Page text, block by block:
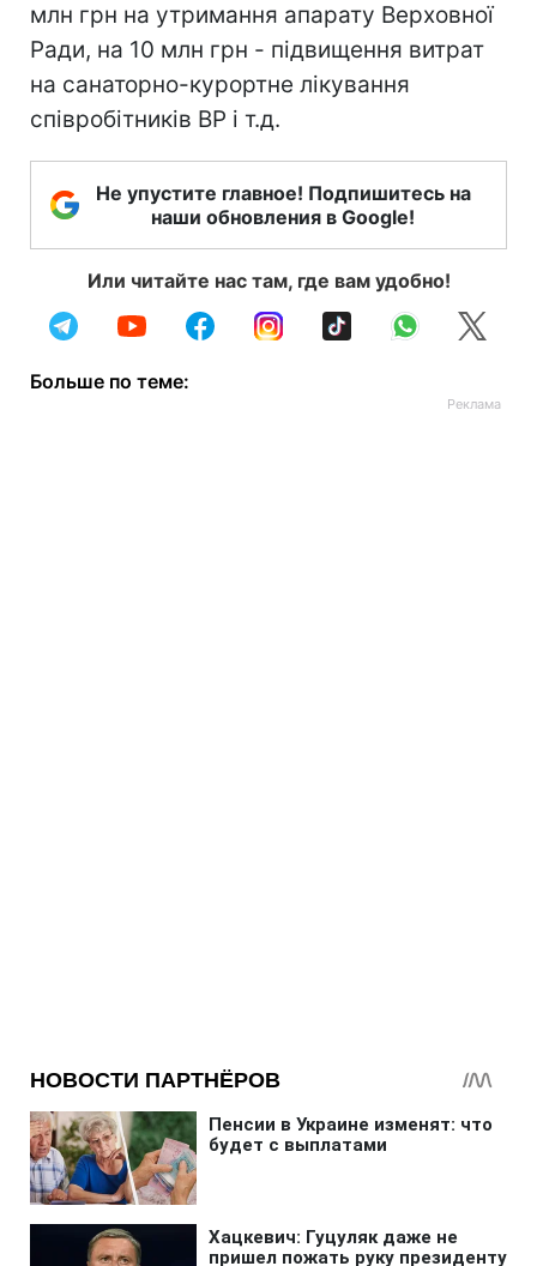
млн грн на утримання апарату Верховної
Ради, на 10 млн грн - підвищення витрат
на санаторно-курортне лікування
співробітників ВР і т.д.
Не упустите главное! Подпишитесь на
наши обновления в Google!
Или читайте нас там, где вам удобно!
Больше по теме: